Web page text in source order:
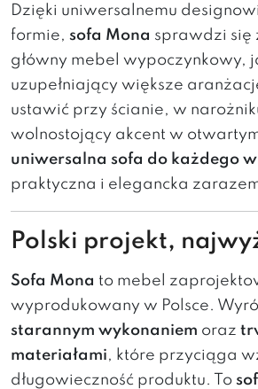
Dzięki uniwersalnemu
formie, sofa Mona sprawdzi się
główny mebel wypoczynkowy,
uzupełniający większe
ustawić przy ścianie, w
wolnostojący akcent w
uniwersalna sofa do każdego
praktyczna i elegancka
Polski projekt,
Sofa Mona to mebel
wyprodukowany w Polsce.
starannym wykonaniem oraz
materiałami, które przyciąga
długowieczność produktu. To